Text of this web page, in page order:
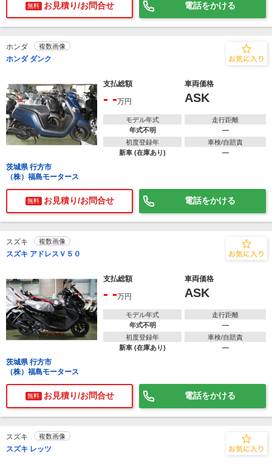
無料 お見積り/お問合せ 電話をかける
ホンダ 複数画像
ホンダ ダンク
支払総額 車両価格
- -万円 ASK
モデル年式
年式不明
走行距離
―
初度登録年
新車 (在庫あり)
車検/自賠責
―
茨城県 行方市
（株）福島モータース
無料 お見積り/お問合せ 電話をかける
スズキ 複数画像
スズキ アドレスＶ５０
支払総額 車両価格
- -万円 ASK
モデル年式
年式不明
走行距離
―
初度登録年
新車 (在庫あり)
車検/自賠責
―
茨城県 行方市
（株）福島モータース
無料 お見積り/お問合せ 電話をかける
スズキ 複数画像
スズキ レッツ